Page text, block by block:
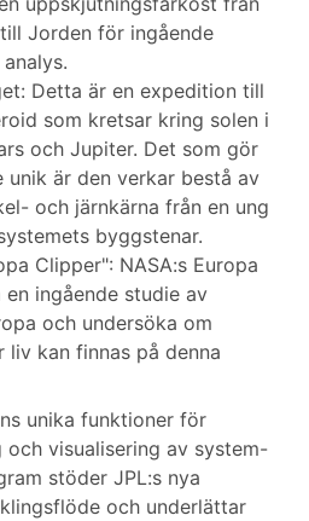
Jorden för ingående
Detta är en expedition till
som kretsar kring solen i
och Jupiter. Det som gör
unik är den verkar bestå av
och järnkärna från en ung
byggstenar.
Clipper": NASA:s Europa
ingående studie av
och undersöka om
kan finnas på denna
unika funktioner för
visualisering av system-
stöder JPL:s nya
och underlättar